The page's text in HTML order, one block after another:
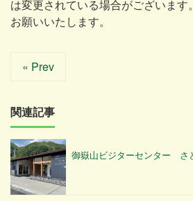
は変更されている場合がございま
お願いいたします。
« Prev
関連記事
御嶽山ビジターセンター さ